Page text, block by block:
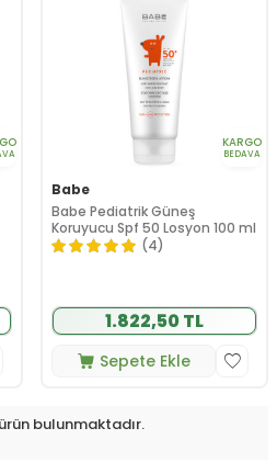
KARGO
BEDAVA
Babe
Babe Pediatrik Güneş
Koruyucu Spf 50 Losyon 100 ml
(4)
1.822,50 TL
Sepete Ekle
bulunmaktadır.